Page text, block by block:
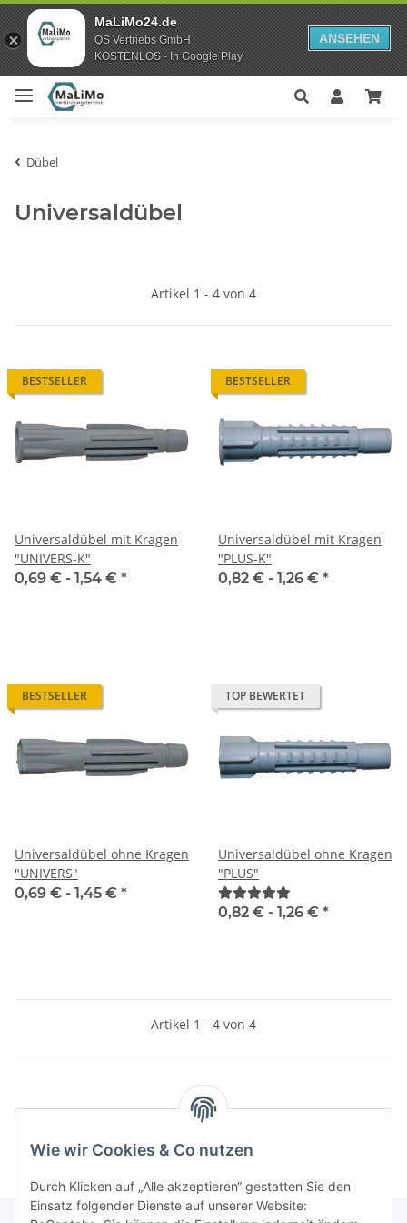
MaLiMo24.de
QS Vertriebs GmbH
KOSTENLOS - In Google Play
ANSEHEN
Dübel
Universaldübel
Artikel 1 - 4 von 4
BESTSELLER
Universaldübel mit Kragen
"UNIVERS-K"
0,69 € - 1,54 € *
BESTSELLER
Universaldübel mit Kragen
"PLUS-K"
0,82 € - 1,26 € *
BESTSELLER
Universaldübel ohne Kragen
"UNIVERS"
0,69 € - 1,45 € *
TOP BEWERTET
Universaldübel ohne Kragen
"PLUS"
0,82 € - 1,26 € *
Artikel 1 - 4 von 4
Wie wir Cookies & Co nutzen
Durch Klicken auf „Alle akzeptieren“ gestatten Sie den
Einsatz folgender Dienste auf unserer Website: